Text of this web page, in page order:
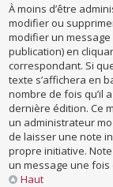
À moins d’être
modifier ou
modifier un
publication) en
correspondant. Si
texte s’affichera en
nombre de fois qu’il
dernière édition. Ce
un administrateur
de laisser une note
propre initiative.
un message une fois
Haut